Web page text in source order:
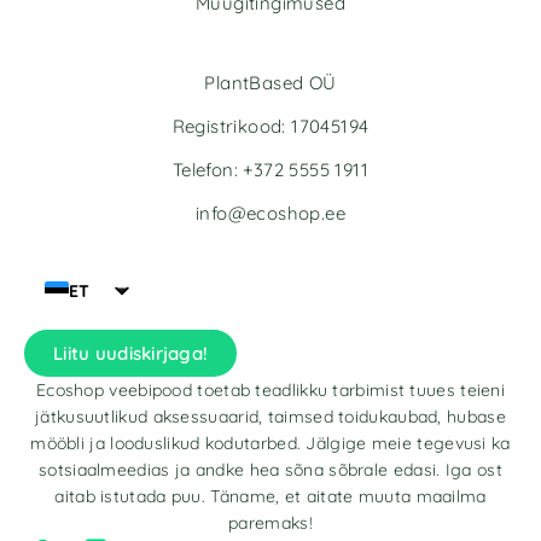
ET
Liitu uudiskirjaga!
Ecoshop veebipood toetab teadlikku tarbimist tuues teieni
jätkusuutlikud aksessuaarid, taimsed toidukaubad, hubase
mööbli ja looduslikud kodutarbed. Jälgige meie tegevusi ka
sotsiaalmeedias ja andke hea sõna sõbrale edasi. Iga ost
aitab istutada puu. Täname, et aitate muuta maailma
paremaks!
PlantBased OÜ
Registrikood: 17045194
Telefon: +372 5555 1911
info@ecoshop.ee